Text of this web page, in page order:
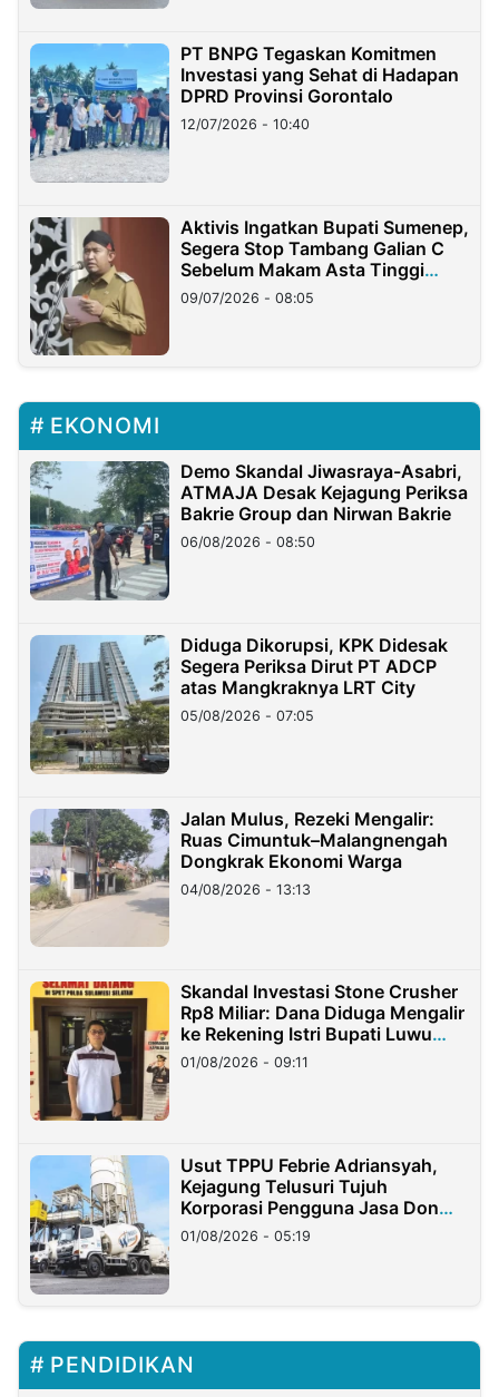
PT BNPG Tegaskan Komitmen
Investasi yang Sehat di Hadapan
DPRD Provinsi Gorontalo
12/07/2026 - 10:40
Aktivis Ingatkan Bupati Sumenep,
Segera Stop Tambang Galian C
Sebelum Makam Asta Tinggi
Longsor
09/07/2026 - 08:05
EKONOMI
Demo Skandal Jiwasraya-Asabri,
ATMAJA Desak Kejagung Periksa
Bakrie Group dan Nirwan Bakrie
06/08/2026 - 08:50
Diduga Dikorupsi, KPK Didesak
Segera Periksa Dirut PT ADCP
atas Mangkraknya LRT City
05/08/2026 - 07:05
Jalan Mulus, Rezeki Mengalir:
Ruas Cimuntuk–Malangnengah
Dongkrak Ekonomi Warga
04/08/2026 - 13:13
Skandal Investasi Stone Crusher
Rp8 Miliar: Dana Diduga Mengalir
ke Rekening Istri Bupati Luwu
Timur
01/08/2026 - 09:11
Usut TPPU Febrie Adriansyah,
Kejagung Telusuri Tujuh
Korporasi Pengguna Jasa Don
Ritto
01/08/2026 - 05:19
PENDIDIKAN